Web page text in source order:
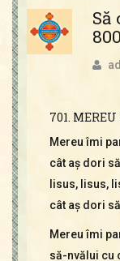
Să
701.
Mereu îmi
cât aş dori
Iisus, Iisus,
cât aş dori
Mereu îmi
să-nvălui cu